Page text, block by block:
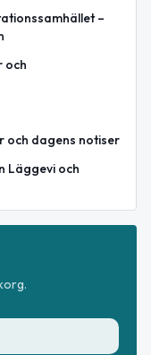
–
och
och dagens notiser
Läggevi och